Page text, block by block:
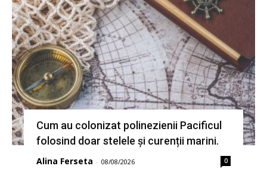
Cum au colonizat polinezienii Pacificul
folosind doar stelele și curenții marini.
Alina Ferseta - 08/08/2026 0